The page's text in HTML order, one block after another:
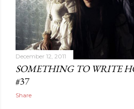
December 12, 2011
SOMETHING TO WRITE
#37
Share